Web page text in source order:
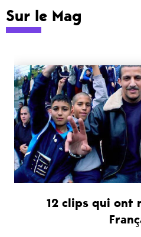
Sur le Mag
12 clips qui ont